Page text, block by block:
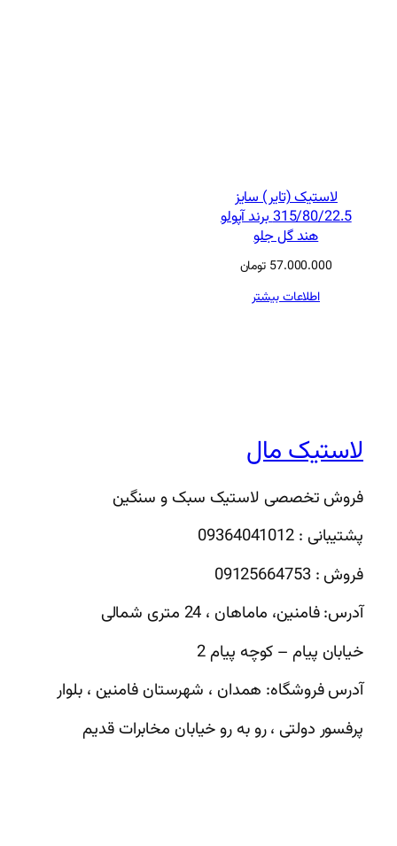
لاستیک (تایر) سایز
315/80/22.5 برند آپولو
هند گل جلو
57.000.000 تومان
اطلاعات بیشتر
لاستیک مال
فروش تخصصی لاستیک سبک و سنگین
پشتیبانی : 09364041012
فروش : 09125664753
آدرس: فامنین، ماماهان ، 24 متری شمالی
خیابان پیام – کوچه پیام 2
آدرس فروشگاه: همدان ، شهرستان فامنین ، بلوار
پرفسور دولتی ، رو به رو خیابان مخابرات قدیم